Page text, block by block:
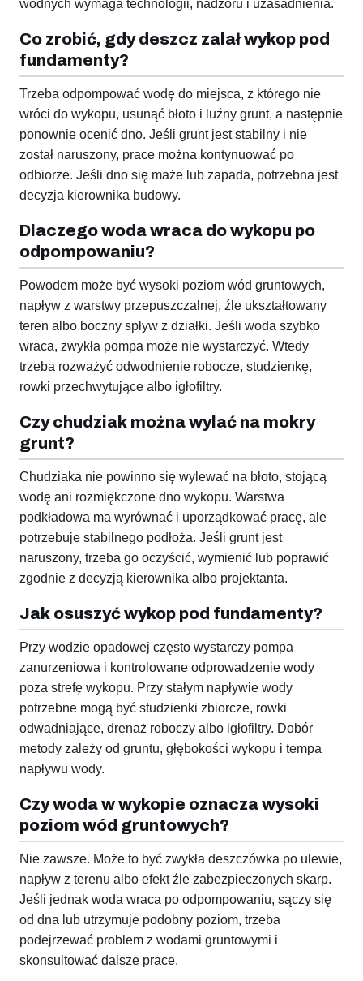
wodnych wymaga technologii, nadzoru i uzasadnienia.
Co zrobić, gdy deszcz zalał wykop pod
fundamenty?
Trzeba odpompować wodę do miejsca, z którego nie
wróci do wykopu, usunąć błoto i luźny grunt, a następnie
ponownie ocenić dno. Jeśli grunt jest stabilny i nie
został naruszony, prace można kontynuować po
odbiorze. Jeśli dno się maże lub zapada, potrzebna jest
decyzja kierownika budowy.
Dlaczego woda wraca do wykopu po
odpompowaniu?
Powodem może być wysoki poziom wód gruntowych,
napływ z warstwy przepuszczalnej, źle ukształtowany
teren albo boczny spływ z działki. Jeśli woda szybko
wraca, zwykła pompa może nie wystarczyć. Wtedy
trzeba rozważyć odwodnienie robocze, studzienkę,
rowki przechwytujące albo igłofiltry.
Czy chudziak można wylać na mokry
grunt?
Chudziaka nie powinno się wylewać na błoto, stojącą
wodę ani rozmiękczone dno wykopu. Warstwa
podkładowa ma wyrównać i uporządkować pracę, ale
potrzebuje stabilnego podłoża. Jeśli grunt jest
naruszony, trzeba go oczyścić, wymienić lub poprawić
zgodnie z decyzją kierownika albo projektanta.
Jak osuszyć wykop pod fundamenty?
Przy wodzie opadowej często wystarczy pompa
zanurzeniowa i kontrolowane odprowadzenie wody
poza strefę wykopu. Przy stałym napływie wody
potrzebne mogą być studzienki zbiorcze, rowki
odwadniające, drenaż roboczy albo igłofiltry. Dobór
metody zależy od gruntu, głębokości wykopu i tempa
napływu wody.
Czy woda w wykopie oznacza wysoki
poziom wód gruntowych?
Nie zawsze. Może to być zwykła deszczówka po ulewie,
napływ z terenu albo efekt źle zabezpieczonych skarp.
Jeśli jednak woda wraca po odpompowaniu, sączy się
od dna lub utrzymuje podobny poziom, trzeba
podejrzewać problem z wodami gruntowymi i
skonsultować dalsze prace.